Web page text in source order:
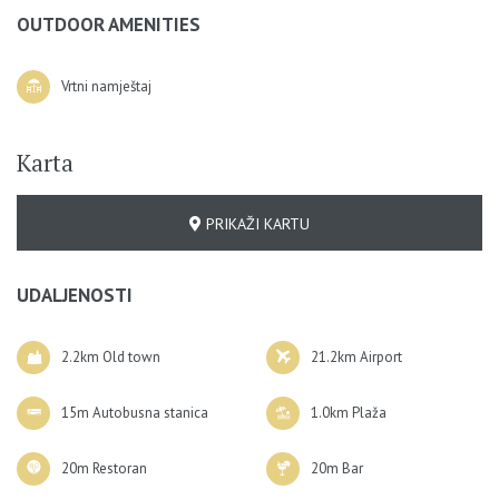
OUTDOOR AMENITIES
Vrtni namještaj
Karta
PRIKAŽI KARTU
UDALJENOSTI
2.2km Old town 21.2km Airport
15m Autobusna stanica 1.0km Plaža
20m Restoran 20m Bar